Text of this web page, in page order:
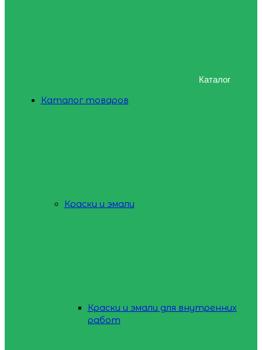
Каталог
Каталог товаров
Краски и эмали
Краски и эмали для внутренних
работ